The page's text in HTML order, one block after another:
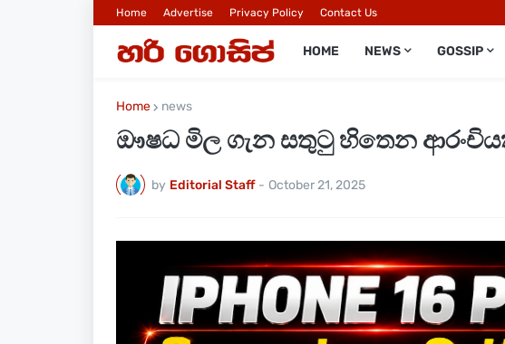
Home Advertise Privacy Policy Contact Us
HOME NEWS GOSSIP
Home news
ඖෂධ මිල ගැන සතුටු හිතෙන
by Editorial Staff - October 21, 2025